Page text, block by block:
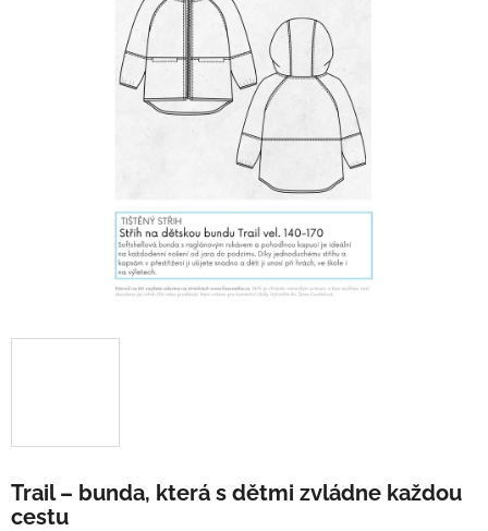
Trail – bunda, která s dětmi zvládne každou
cestu